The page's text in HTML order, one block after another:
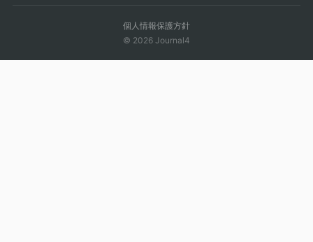
個人情報保護方針
© 2026 Journal4